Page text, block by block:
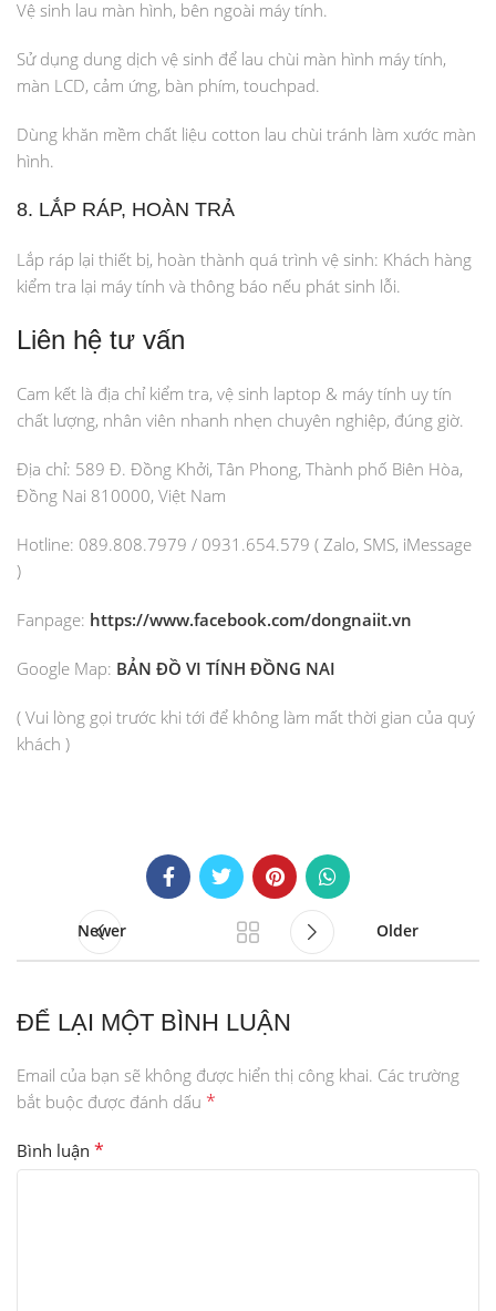
Vệ sinh lau màn hình, bên ngoài máy tính.
Sử dụng dung dịch vệ sinh để lau chùi màn hình máy tính,
màn LCD, cảm ứng, bàn phím, touchpad.
Dùng khăn mềm chất liệu cotton lau chùi tránh làm xước màn
hình.
8. LẮP RÁP, HOÀN TRẢ
Lắp ráp lại thiết bị, hoàn thành quá trình vệ sinh: Khách hàng
kiểm tra lại máy tính và thông báo nếu phát sinh lỗi.
Liên hệ tư vấn
Cam kết là địa chỉ kiểm tra, vệ sinh laptop & máy tính uy tín
chất lượng, nhân viên nhanh nhẹn chuyên nghiệp, đúng giờ.
Địa chỉ: 589 Đ. Đồng Khởi, Tân Phong, Thành phố Biên Hòa,
Đồng Nai 810000, Việt Nam
Hotline: 089.808.7979 / 0931.654.579 ( Zalo, SMS, iMessage
)
Fanpage: https://www.facebook.com/dongnaiit.vn
Google Map: BẢN ĐỒ VI TÍNH ĐỒNG NAI
( Vui lòng gọi trước khi tới để không làm mất thời gian của quý
khách )
Newer Older
ĐỂ LẠI MỘT BÌNH LUẬN
Email của bạn sẽ không được hiển thị công khai. Các trường
bắt buộc được đánh dấu *
Bình luận *